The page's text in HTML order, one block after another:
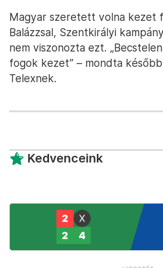
Magyar szeretett volna kezet
Balázzsal, Szentkirályi
nem viszonozta ezt.
fogok kezet” – mondta
Telexnek.
Kedvenceink